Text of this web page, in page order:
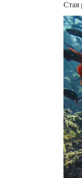
Стая